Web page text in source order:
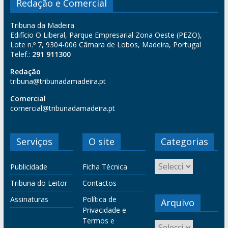
Redação e Comercial
Tribuna da Madeira
Edifício O Liberal, Parque Empresarial Zona Oeste (PEZO),
Lote n.º 7, 9304-006 Câmara de Lobos, Madeira, Portugal
Telef.: 291 911300
Redação
tribuna@tribunadamadeira.pt
Comercial
comercial@tribunadamadeira.pt
Serviços
Publicidade
Tribuna do Leitor
Assinaturas
O site
Ficha Técnica
Contactos
Política de
Privacidade e
Termos e
Categorias
Arquivo